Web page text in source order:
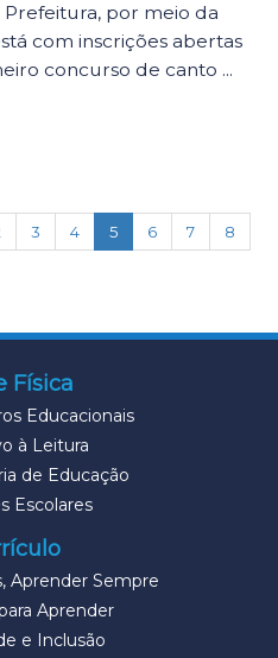
Prefeitura, por meio da
com inscrições abertas
concurso de canto ...
3 4 5(current)
6 7
8
Física
Educacionais
à Leitura
de Educação
Escolares
Aprender Sempre
Aprender
e Inclusão